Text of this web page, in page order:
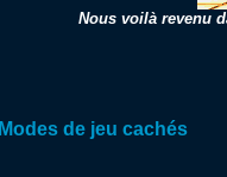
Nous voilà revenu
Modes de jeu cachés